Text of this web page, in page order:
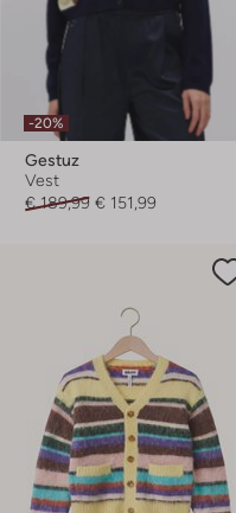
-20%
Gestuz
Vest
€ 189,99 € 151,99